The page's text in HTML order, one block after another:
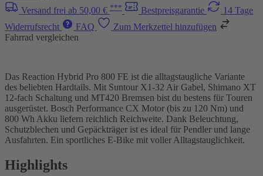
Versand frei ab 50,00 € *** Bestpreisgarantie
14 Tage
Widerrufsrecht
FAQ
Zum Merkzettel hinzufügen
Fahrrad vergleichen
Das Reaction Hybrid Pro 800 FE ist die alltagstaugliche Variante
des beliebten Hardtails. Mit Suntour X1-32 Air Gabel, Shimano XT
12-fach Schaltung und MT420 Bremsen bist du bestens für Touren
ausgerüstet. Bosch Performance CX Motor (bis zu 120 Nm) und
800 Wh Akku liefern reichlich Reichweite. Dank Beleuchtung,
Schutzblechen und Gepäckträger ist es ideal für Pendler und lange
Ausfahrten. Ein sportliches E-Bike mit voller Alltagstauglichkeit.
Highlights